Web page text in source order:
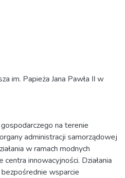
im. Papieża Jana Pawła II w
na terenie
administracji samorządowej
w ramach modnych
innowacyjności. Działania
wsparcie